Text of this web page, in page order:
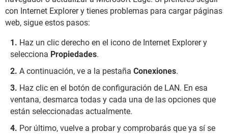
con Internet Explorer y tienes problemas para cargar páginas
web, sigue estos pasos:
Haz un clic derecho en el icono de Internet Explorer y
selecciona Propiedades.
A continuación, ve a la pestaña Conexiones.
Haz clic en el botón de configuración de LAN. En esa
ventana, desmarca todas y cada una de las opciones que
están seleccionadas actualmente.
Por último, vuelve a probar y comprobarás que ya sí se